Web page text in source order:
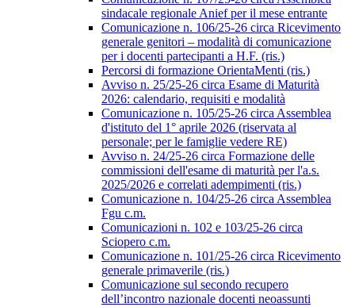
sindacale regionale Anief per il mese entrante
Comunicazione n. 106/25-26 circa Ricevimento
generale genitori – modalità di comunicazione
per i docenti partecipanti a H.F. (ris.)
Percorsi di formazione OrientaMenti (ris.)
Avviso n. 25/25-26 circa Esame di Maturità
2026: calendario, requisiti e modalità
Comunicazione n. 105/25-26 circa Assemblea
d'istituto del 1° aprile 2026 (riservata al
personale; per le famiglie vedere RE)
Avviso n. 24/25-26 circa Formazione delle
commissioni dell'esame di maturità per l'a.s.
2025/2026 e correlati adempimenti (ris.)
Comunicazione n. 104/25-26 circa Assemblea
Fgu c.m.
Comunicazioni n. 102 e 103/25-26 circa
Sciopero c.m.
Comunicazione n. 101/25-26 circa Ricevimento
generale primaverile (ris.)
Comunicazione sul secondo recupero
dell’incontro nazionale docenti neoassunti